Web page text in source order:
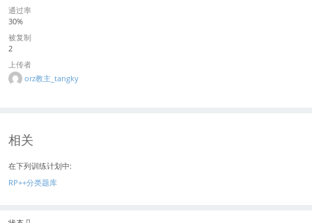
通过率
30%
被复制
2
上传者
orz教主_tangky
相关
在下列训练计划中:
RP++分类题库